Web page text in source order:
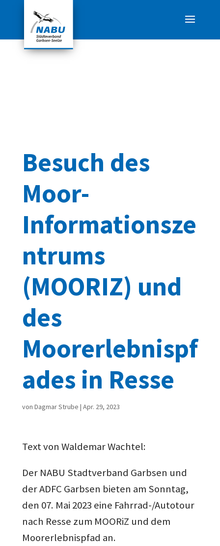
Besuch des
Moor-
Informationsze
ntrums
(MOORIZ) und
des
Moorerlebnispf
ades in Resse
von Dagmar Strube | Apr. 29, 2023
Text von Waldemar Wachtel:
Der NABU Stadtverband Garbsen und
der ADFC Garbsen bieten am Sonntag,
den 07. Mai 2023 eine Fahrrad-/Autotour
nach Resse zum MOORiZ und dem
Moorerlebnispfad an.